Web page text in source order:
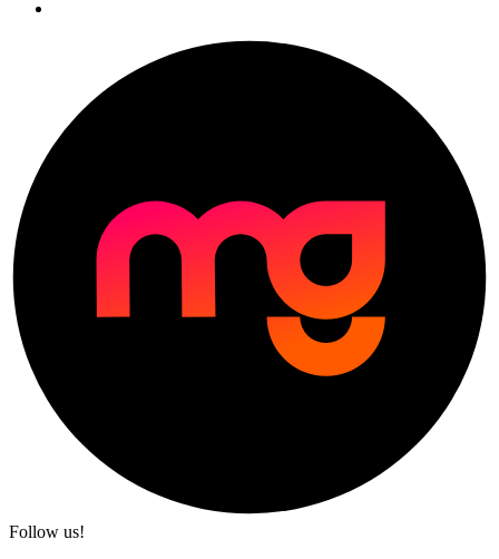
Follow us!